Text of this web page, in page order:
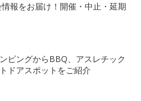
報をお届け！開催・中止・延期
ピングからBBQ、アスレチック
ドアスポットをご紹介